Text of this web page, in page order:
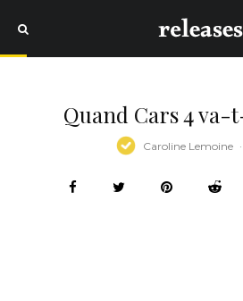
Quand Cars 4
Caroline Lemoine ·